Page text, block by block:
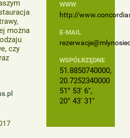
WWW
http://
E-MAIL
WSPÓŁRZĘDNE
51.8850740000,
20.7252340000
51° 53' 6'',
20° 43' 31''
można
czy